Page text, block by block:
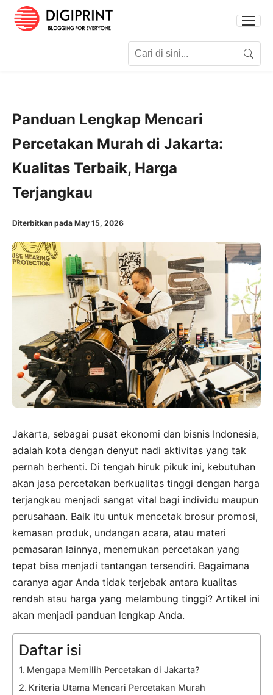
Search
Panduan Lengkap Mencari
Percetakan Murah di Jakarta:
Kualitas Terbaik, Harga
Terjangkau
Diterbitkan pada May 15, 2026
Jakarta, sebagai pusat ekonomi dan bisnis Indonesia,
adalah kota dengan denyut nadi aktivitas yang tak
pernah berhenti. Di tengah hiruk pikuk ini, kebutuhan
akan jasa percetakan berkualitas tinggi dengan harga
terjangkau menjadi sangat vital bagi individu maupun
perusahaan. Baik itu untuk mencetak brosur promosi,
kemasan produk, undangan acara, atau materi
pemasaran lainnya, menemukan percetakan yang
tepat bisa menjadi tantangan tersendiri. Bagaimana
caranya agar Anda tidak terjebak antara kualitas
rendah atau harga yang melambung tinggi? Artikel ini
akan menjadi panduan lengkap Anda.
Daftar isi
Mengapa Memilih Percetakan di Jakarta?
Kriteria Utama Mencari Percetakan Murah